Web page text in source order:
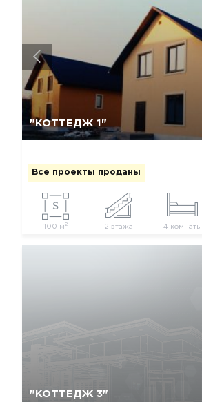
"КОТТЕДЖ 1"
Все проекты проданы
100 м2 2 этажа 4 комнаты
"КОТТЕДЖ 3"